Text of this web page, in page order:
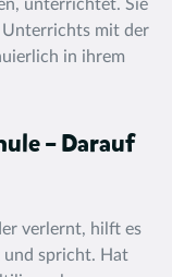
unterrichtet. Sie
Unterrichts mit der
in ihrem
– Darauf
verlernt, hilft es
und spricht. Hat